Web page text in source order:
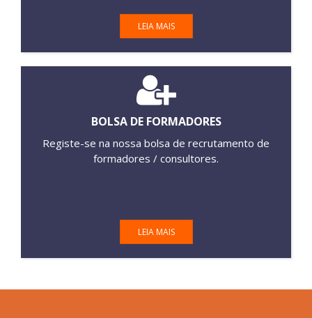
LEIA MAIS
BOLSA DE FORMADORES
Registe-se na nossa bolsa de recrutamento de
formadores / consultores.
LEIA MAIS